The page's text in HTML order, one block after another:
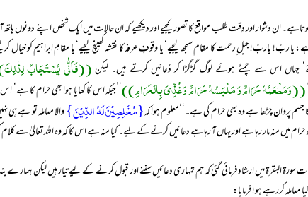
ان دشوار اور دِقت طلب مواقع کا تصور کیجیے اور دیکھیے کہ ان حالات میں ایک شخص اپنے دونوں
یا ربّ! یاربّ! جبل ِرحمت کا مقام سمجھ لیجیے‘ یا وقوفِ عرفہ کا نقشہ کھینچ لیجیے‘ یا مقامِ ابراہیم کو خیال
جہاں اس سے چمٹے ہوئے لوگ گڑگڑا کر دُعائیں کرتے ہیں۔ لیکن((فَاَنّٰی یُسْتَجَابُ
((وَمَطْعَمُہُ حَرَامٌ وَ مَلْبَسُہُ حَرَامٌ وَغُذِّیَ بِالْحَرَامِ)) ’’جبکہ اس کا کھایا ہوا بھی حرام کا
پروان چڑھا ہے وہ بھی حرام کی ہے۔‘‘معلوم ہوا کہ{مُخۡلِصِیۡنَ لَہُ الدِّیۡنَ}والا معاملہ تو ہے ہی
حرام میں منہ مار رہا ہے اور یہاں آ رہا ہے دعائیں کرنے کے لیے۔ کیا منہ ہے اس کا کہ وہ اللہ تعالیٰ سے
سورۃ البقرۃ میں ارشاد فرمائی گئی کہ ہم تمہاری دعائیں سننے اور قبول کرنے کے لیے تیار ہیں لیکن ہمارے
معاملہ کررہے ہو! فرمایا: